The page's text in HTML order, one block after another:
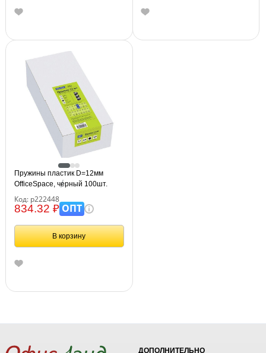
Пружины пластик D=12мм
OfficeSpace, черный 100шт.
Код: р222448
834.32 ₽ОПТ
В корзину
ДОПОЛНИТЕЛЬНО